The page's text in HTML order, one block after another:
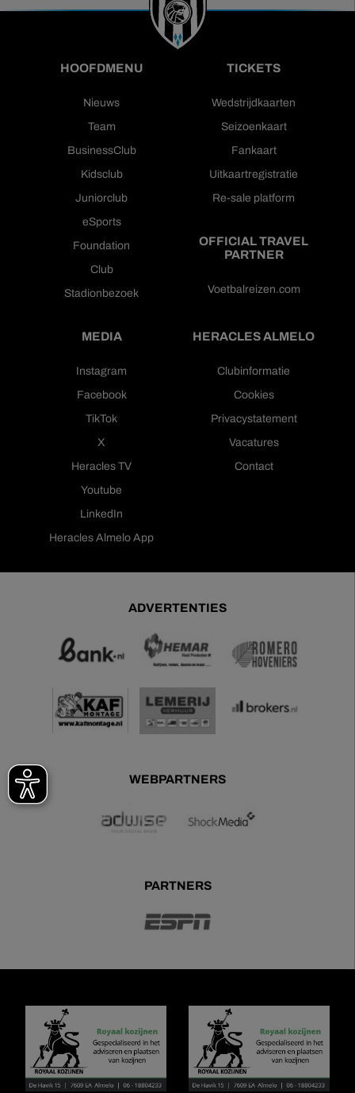
HOOFDMENU
Nieuws
Team
BusinessClub
Kidsclub
Juniorclub
eSports
Foundation
Club
Stadionbezoek
TICKETS
Wedstrijdkaarten
Seizoenkaart
Fankaart
Uitkaartregistratie
Re-sale platform
OFFICIAL TRAVEL
PARTNER
Voetbalreizen.com
MEDIA
Instagram
Facebook
TikTok
X
Heracles TV
Youtube
LinkedIn
Heracles Almelo App
HERACLES ALMELO
Clubinformatie
Cookies
Privacystatement
Vacatures
Contact
ADVERTENTIES
WEBPARTNERS
PARTNERS